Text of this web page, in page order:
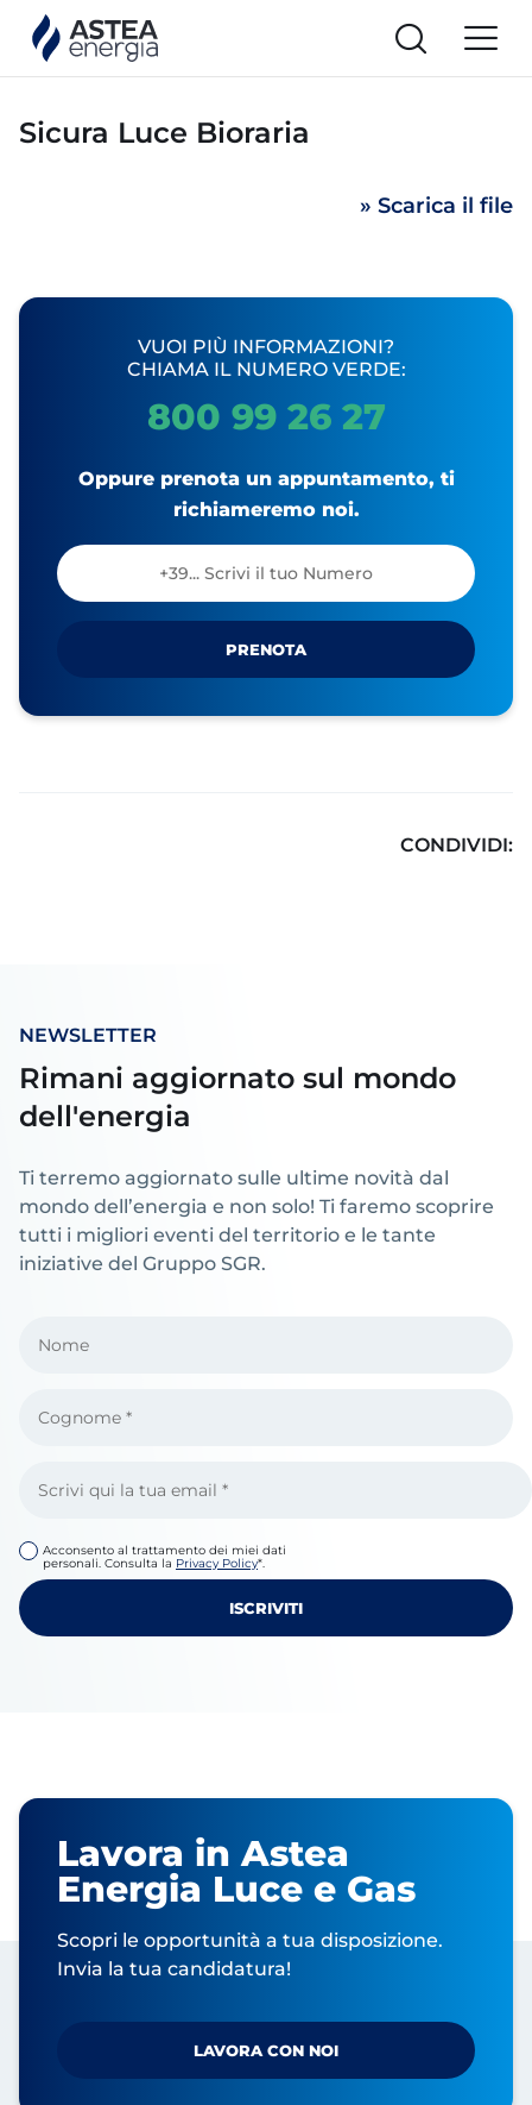
Sicura Luce Bioraria
» Scarica il file
VUOI PIÙ INFORMAZIONI?
CHIAMA IL NUMERO VERDE:
800 99 26 27
Oppure prenota un appuntamento, ti
richiameremo noi.
PRENOTA
CONDIVIDI:
NEWSLETTER
Rimani aggiornato sul mondo
dell'energia
Ti terremo aggiornato sulle ultime novità dal
mondo dell’energia e non solo! Ti faremo scoprire
tutti i migliori eventi del territorio e le tante
iniziative del Gruppo SGR.
Acconsento al trattamento dei miei dati
personali. Consulta la Privacy Policy*.
Lavora in Astea
Energia Luce e Gas
Scopri le opportunità a tua disposizione.
Invia la tua candidatura!
LAVORA CON NOI